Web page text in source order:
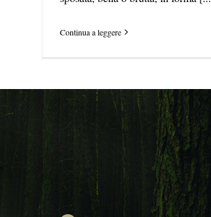
Continua a leggere